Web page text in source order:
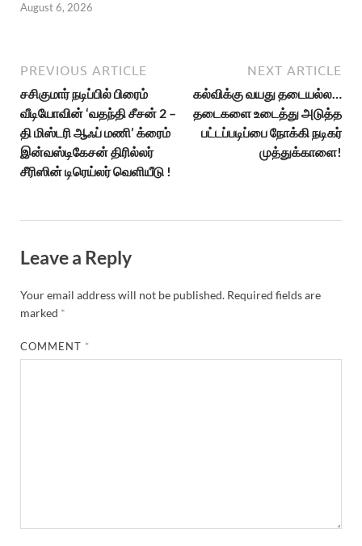
August 6, 2026
PREVIOUS ARTICLE
சசிகுமார் நடிப்பில் பிரைம்
வீடியோவின் ‘வதந்தி சீசன் 2 –
தி மிஸ்டரி ஆஃப் மணி’ க்ரைம்
இன்வஸ்டிகேசன் திரில்லர்
சீரிஸின் டிரெய்லர் வெளியீடு !
NEXT ARTICLE
கல்விக்கு வயது தடையல்ல…
தடைகளை உடைத்து அடுத்த
பட்டப்படிப்பை நோக்கி நடிகர்
முத்துக்காளை!
Leave a Reply
Your email address will not be published. Required fields are
marked *
COMMENT *